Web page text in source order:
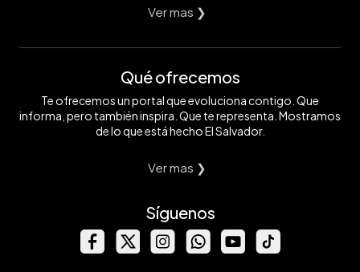
Ver mas ❯
Qué ofrecemos
Te ofrecemos un portal que evoluciona contigo. Que
informa, pero también inspira. Que te representa. Mostramos
de lo que está hecho El Salvador.
Ver mas ❯
Síguenos